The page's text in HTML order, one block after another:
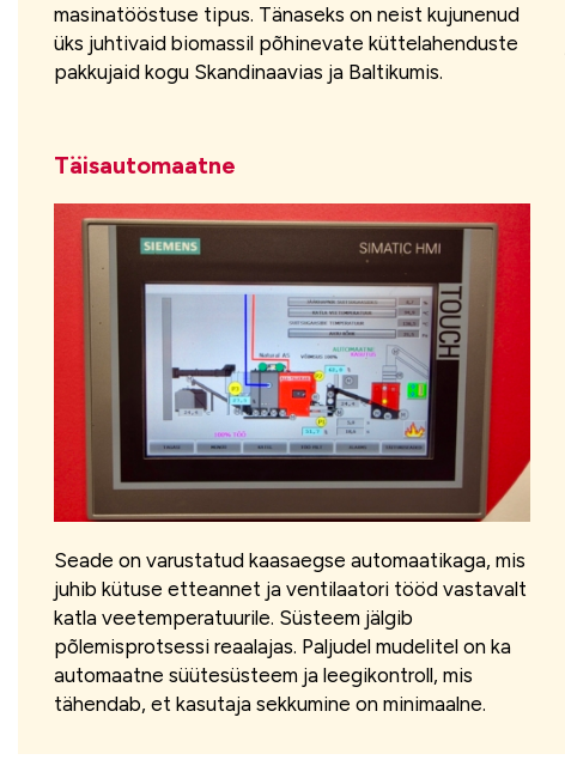
masinatööstuse tipus. Tänaseks on neist kujunenud
üks juhtivaid biomassil põhinevate küttelahenduste
pakkujaid kogu Skandinaavias ja Baltikumis.
Täisautomaatne
Seade on varustatud kaasaegse automaatikaga, mis
juhib kütuse etteannet ja ventilaatori tööd vastavalt
katla veetemperatuurile. Süsteem jälgib
põlemisprotsessi reaalajas. Paljudel mudelitel on ka
automaatne süütesüsteem ja leegikontroll, mis
tähendab, et kasutaja sekkumine on minimaalne.